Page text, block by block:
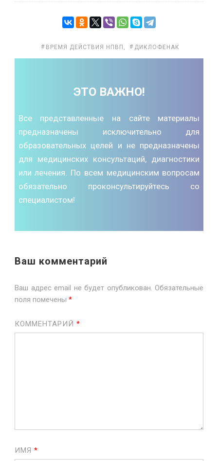
ВРЕМЯ ДЕЙСТВИЯ НПВП , ДИКЛОФЕНАК
ЭТО ВАЖНО!
Все представленные на сайте материалы
предназначены исключительно для
образовательных целей и не предназначены
для медицинских консультаций, диагностики
или лечения. По всем медицинским вопросам
обязательно проконсультируйтесь со
специалистом!
Ваш комментарий
Ваш адрес email не будет опубликован. Обязательные
поля помечены *
КОММЕНТАРИЙ *
ИМЯ *